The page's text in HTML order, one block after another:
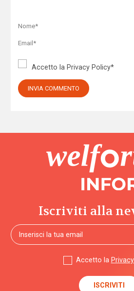
Accetto la Privacy Policy*
Iscriviti alla
Accetto la